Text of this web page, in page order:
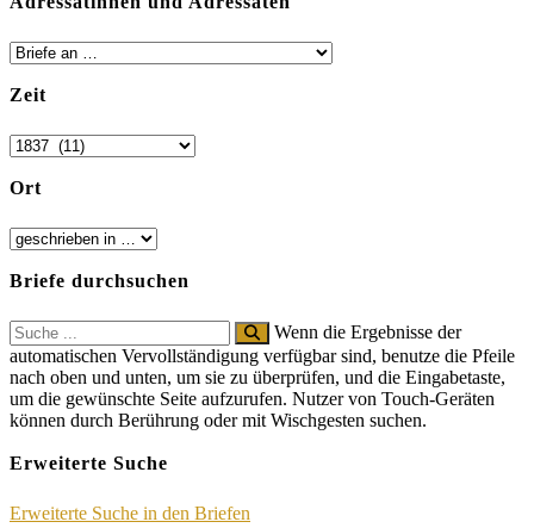
Zeit
Ort
Briefe durchsuchen
Search
for:
Wenn die Ergebnisse der
automatischen Vervollständigung verfügbar sind, benutze die Pfeile
nach oben und unten, um sie zu überprüfen, und die Eingabetaste,
um die gewünschte Seite aufzurufen. Nutzer von Touch-Geräten
können durch Berührung oder mit Wischgesten suchen.
Erweiterte Suche
Erweiterte Suche in den Briefen